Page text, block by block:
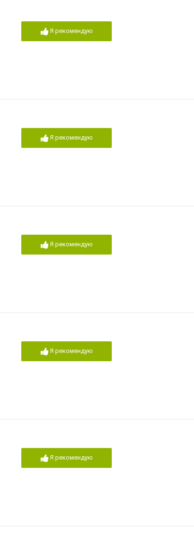
Я рекомендую
Я рекомендую
Я рекомендую
Я рекомендую
Я рекомендую